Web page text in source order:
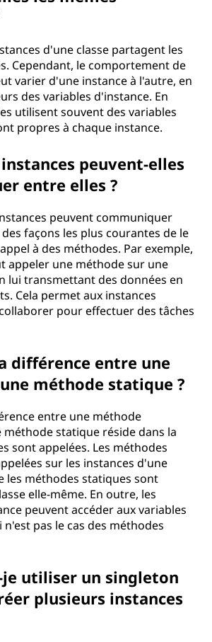
d'une classe partagent les
Cependant, le comportement de
varier d'une instance à l'autre, en
des variables d'instance. En
utilisent souvent des variables
propres à chaque instance.
peuvent-elles
entre elles ?
peuvent communiquer
façons les plus courantes de le
à des méthodes. Par exemple,
appeler une méthode sur une
lui transmettant des données en
Cela permet aux instances
pour effectuer des tâches
différence entre une
méthode statique ?
entre une méthode
statique réside dans la
sont appelées. Les méthodes
sur les instances d'une
les méthodes statiques sont
elle-même. En outre, les
peuvent accéder aux variables
pas le cas des méthodes
je utiliser un singleton
plusieurs instances